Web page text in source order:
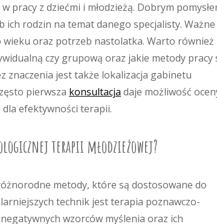
z dziećmi i młodzieżą. Dobrym
rodzin na temat danego specjalisty.
wieku oraz potrzeb nastolatka. Warto również
czy grupową oraz jakie metody pracy
znaczenia jest także lokalizacja gabinetu
pierwsza konsultacja daje możliwość
efektywności terapii.
terapii młodzieżowej?
metody, które są dostosowane do
technik jest terapia poznawczo-
wzorców myślenia oraz ich